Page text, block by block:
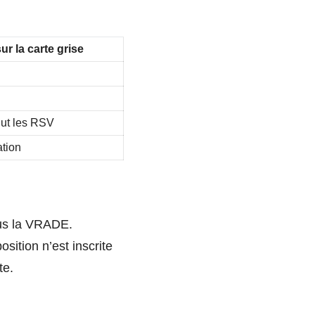
la carte grise
les RSV
la VRADE.
n’est inscrite